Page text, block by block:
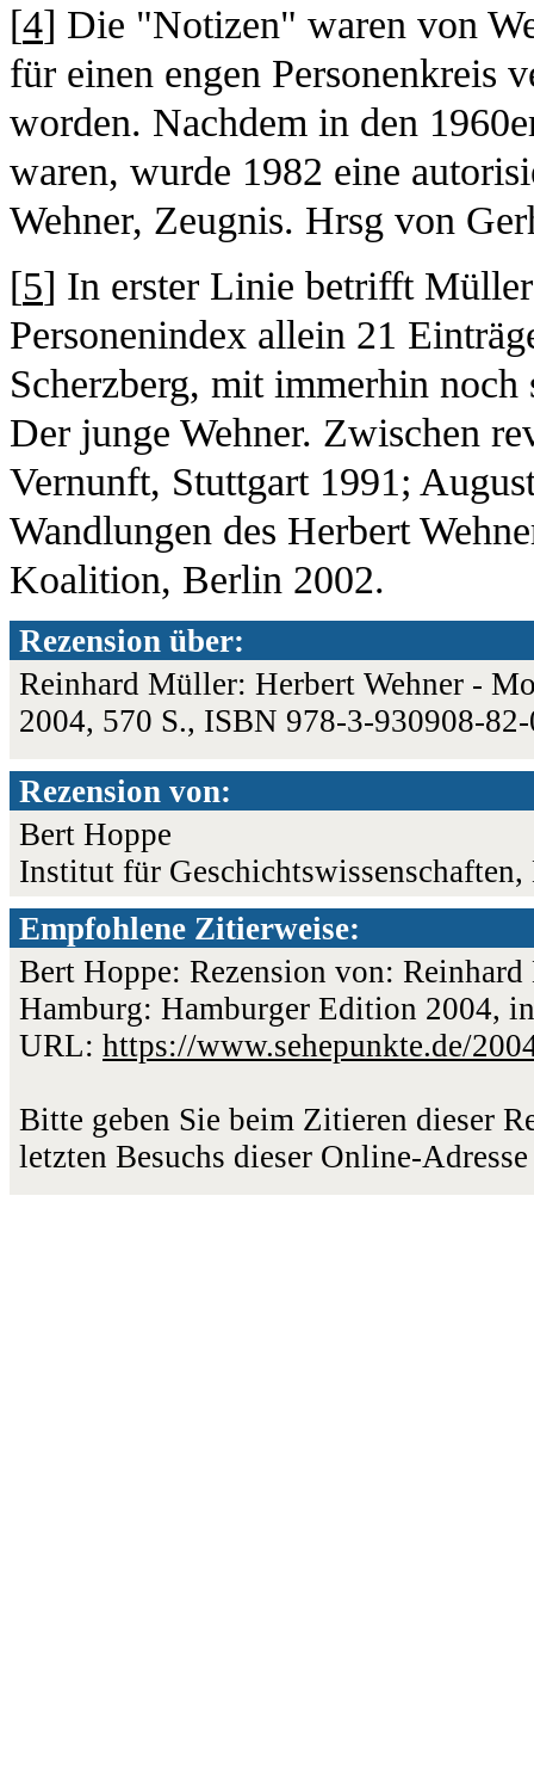
[4] Die "Notizen" waren von
für einen engen Personenkreis
worden. Nachdem in den
waren, wurde 1982 eine
Wehner, Zeugnis. Hrsg von
[5] In erster Linie betrifft
Personenindex allein 21
Scherzberg, mit immerhin
Der junge Wehner. Zwischen
Vernunft, Stuttgart 1991;
Wandlungen des Herbert
Koalition, Berlin 2002.
Rezension über:
Reinhard Müller: Herbert Wehner -
2004, 570 S., ISBN 978-3-930908-
Rezension von:
Bert Hoppe
Institut für
Empfohlene Zitierweise:
Bert Hoppe: Rezension von:
Hamburg: Hamburger Edition 2004,
URL: https://www.sehepunkte.de/
Bitte geben Sie beim Zitieren dieser
letzten Besuchs dieser Online-Adresse